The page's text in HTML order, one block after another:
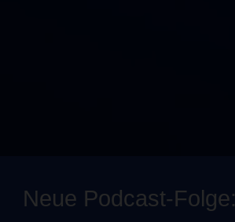
Neue Podcast-Folge: